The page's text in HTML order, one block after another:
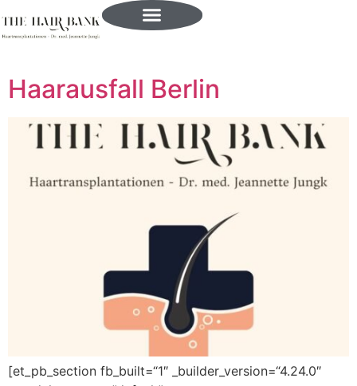
Haarausfall Berlin
[et_pb_section fb_built=“1″ _builder_version=“4.24.0″